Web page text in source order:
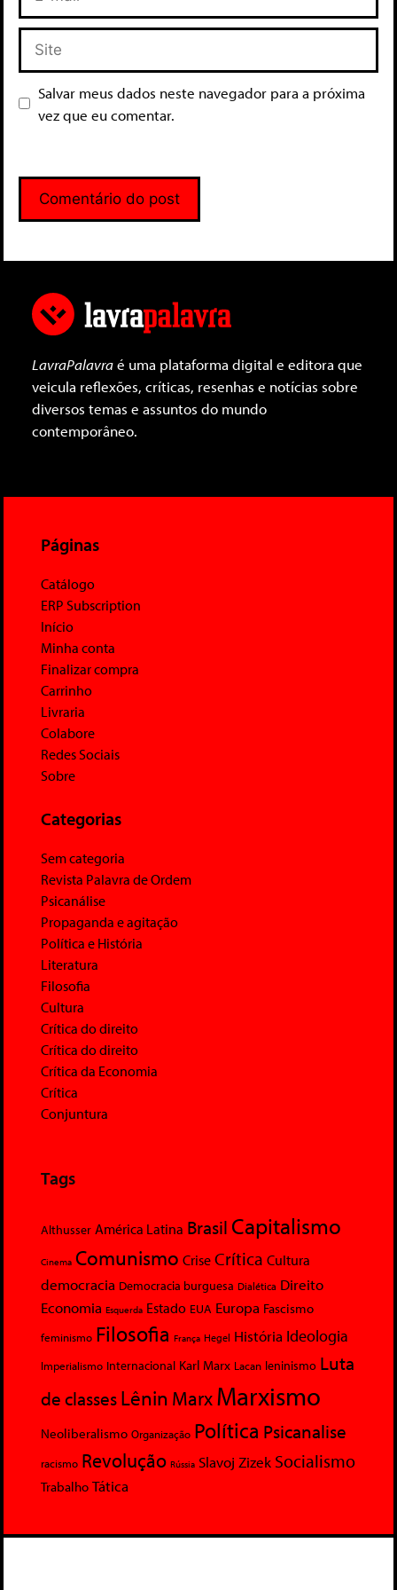
Salvar meus dados neste navegador para a próxima
vez que eu comentar.
LavraPalavraé uma plataforma digital e editora que
veicula reflexões, críticas, resenhas e notícias sobre
diversos temas e assuntos do mundo
contemporâneo.
Páginas
Catálogo
ERP Subscription
Início
Minha conta
Finalizar compra
Carrinho
Livraria
Colabore
Redes Sociais
Sobre
Categorias
Sem categoria
Revista Palavra de Ordem
Psicanálise
Propaganda e agitação
Política e História
Literatura
Filosofia
Cultura
Crítica do direito
Crítica do direito
Crítica da Economia
Crítica
Conjuntura
Tags
Althusser América Latina Brasil Capitalismo
Cinema Comunismo Crise Crítica Cultura
democracia Democracia burguesa Dialética Direito
Economia Esquerda Estado EUA Europa Fascismo
feminismo Filosofia França Hegel História Ideologia
Imperialismo Internacional Karl Marx Lacan leninismo Luta
de classesLênin MarxMarxismo
Neoliberalismo Organização Política Psicanalise
racismo Revolução Rússia Slavoj Zizek Socialismo
Trabalho Tática